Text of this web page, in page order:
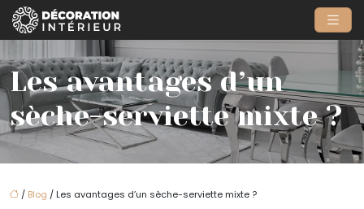
Les avantages d’un
sèche-serviette mixte ?
/ Blog / Les avantages d’un sèche-serviette mixte ?